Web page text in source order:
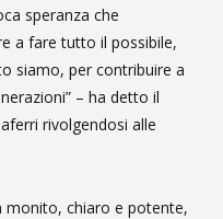
speranza che
a fare tutto il possibile,
siamo, per contribuire a
– ha detto il
rivolgendosi alle
monito, chiaro e potente,